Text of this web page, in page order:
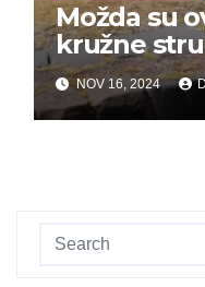
Možda su
kružne
kontrolu
NOV 16, 2024